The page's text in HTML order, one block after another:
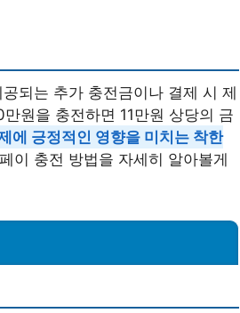
되는 추가 충전금이나 결제 시 제
원을 충전하면 11만원 상당의 금
에 긍정적인 영향을 미치는 착한
이 충전 방법을 자세히 알아볼게